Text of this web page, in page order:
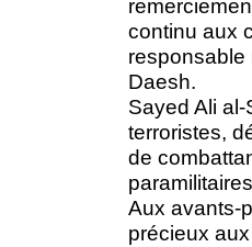
continu aux
responsable
Daesh.
Sayed Ali
terroristes,
de
Aux avants-
précieux